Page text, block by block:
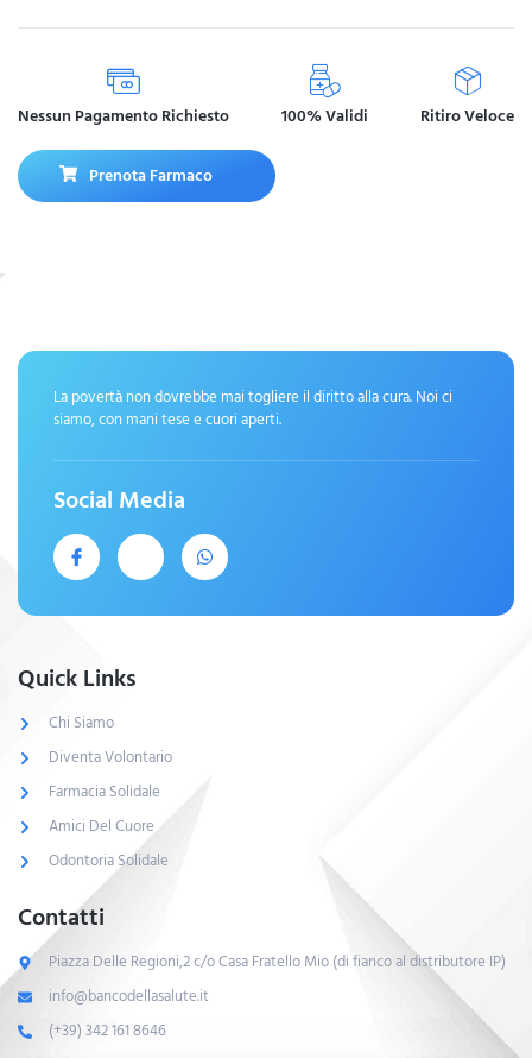
Nessun Pagamento Richiesto 100% Validi Ritiro Veloce
Prenota Farmaco
La povertà non dovrebbe mai togliere il diritto alla cura. Noi ci
siamo, con mani tese e cuori aperti.
Social Media
Quick Links
Chi Siamo
Diventa Volontario
Farmacia Solidale
Amici Del Cuore
Odontoria Solidale
Contatti
Piazza Delle Regioni,2 c/o Casa Fratello Mio (di fianco al distributore IP)
info@bancodellasalute.it
(+39) 342 161 8646